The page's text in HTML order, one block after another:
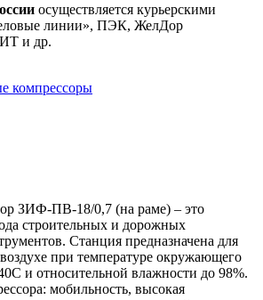
осуществляется курьерскими
линии», ПЭК, ЖелДор
и др.
компрессоры
ЗИФ-ПВ-18/0,7 (на раме) – это
строительных и дорожных
Станция предназначена для
при температуре окружающего
и относительной влажности до 98%.
мобильность, высокая